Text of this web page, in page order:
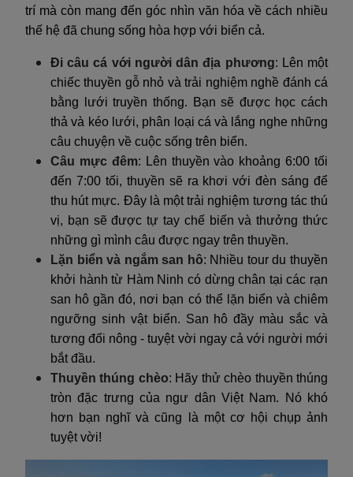
trí mà còn mang đến góc nhìn văn hóa về cách nhiều
thế hệ đã chung sống hòa hợp với biển cả.
Đi câu cá với người dân địa phương: Lên một
chiếc thuyền gỗ nhỏ và trải nghiệm nghề đánh cá
bằng lưới truyền thống. Bạn sẽ được học cách
thả và kéo lưới, phân loại cá và lắng nghe những
câu chuyện về cuộc sống trên biển.
Câu mực đêm: Lên thuyền vào khoảng 6:00 tối
đến 7:00 tối, thuyền sẽ ra khơi với đèn sáng để
thu hút mực. Đây là một trải nghiệm tương tác thú
vị, bạn sẽ được tự tay chế biến và thưởng thức
những gì mình câu được ngay trên thuyền.
Lặn biển và ngắm san hô: Nhiều tour du thuyền
khởi hành từ Hàm Ninh có dừng chân tại các rạn
san hô gần đó, nơi bạn có thể lặn biển và chiêm
ngưỡng sinh vật biển. San hô đầy màu sắc và
tương đối nông - tuyệt vời ngay cả với người mới
bắt đầu.
Thuyền thúng chèo: Hãy thử chèo thuyền thúng
tròn đặc trưng của ngư dân Việt Nam. Nó khó
hơn bạn nghĩ và cũng là một cơ hội chụp ảnh
tuyệt vời!